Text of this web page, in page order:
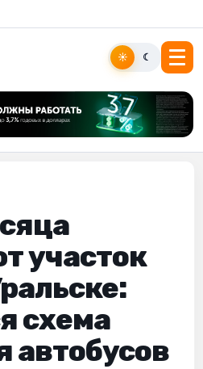
☀ ☾
участок
схема
автобусов